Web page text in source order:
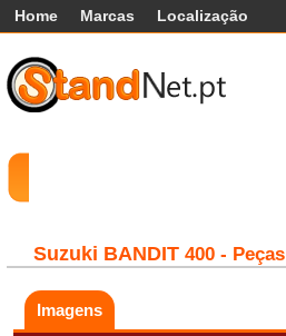
Home Marcas Localização
Suzuki BANDIT 400 - Peças
Imagens